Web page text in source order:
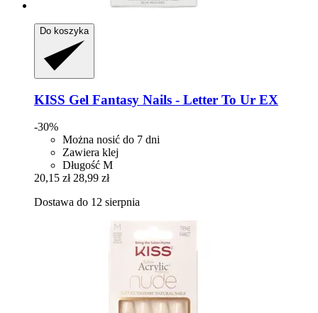
Do koszyka
KISS Gel Fantasy Nails -​ Letter To Ur EX
-30%
Można nosić do 7 dni
Zawiera klej
Długość M
20,15 zł 28,99 zł
Dostawa do 12 sierpnia